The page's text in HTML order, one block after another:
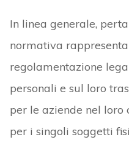
In linea generale,
normativa
regolamentazione
personali e sul loro
per le aziende nel loro
per i singoli soggetti